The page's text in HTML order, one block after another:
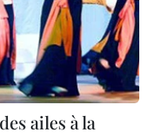
ailes à la